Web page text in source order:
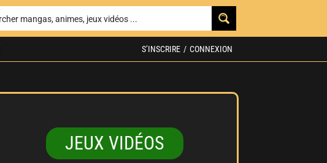
S’INSCRIRE / CONNEXION
JEUX VIDÉOS